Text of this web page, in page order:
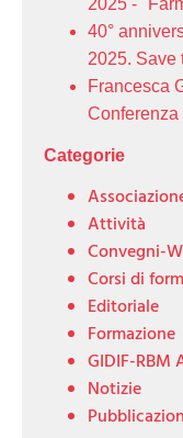
2025 -
40°
2025. Save
Francesca
Conferenza
Categorie
Attività
Convegni-
Corsi di
Editoriale
Formazione
GIDIF-RBM
Notizie